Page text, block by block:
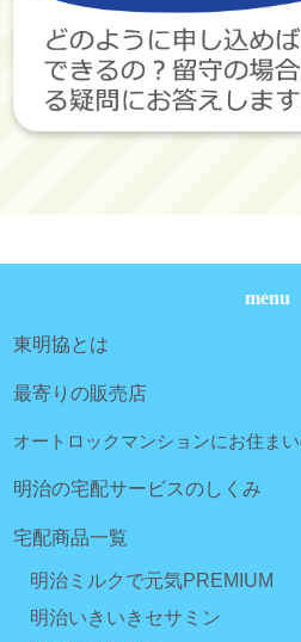
menu
東明協とは
最寄りの販売店
オートロックマンションにお住ま
明治の宅配サービスのしくみ
宅配商品一覧
明治ミルクで元気PREMIUM
明治いきいきセサミン